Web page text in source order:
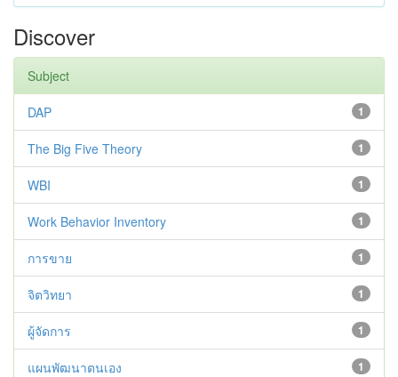
Discover
Subject
1
DAP
1
The Big Five Theory
1
WBI
1
Work Behavior Inventory
1
การขาย
1
จิตวิทยา
1
ผู้จัดการ
1
แผนพัฒนาตนเอง